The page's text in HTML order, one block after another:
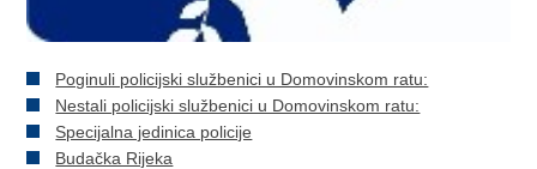
Poginuli policijski službenici u Domovinskom ratu:
Nestali policijski službenici u Domovinskom ratu:
Specijalna jedinica policije
Budačka Rijeka